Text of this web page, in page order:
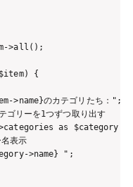
>all();
{
>name}のカテゴリたち：";
リーを1つずつ取り出す
as $category) {
表示
>name} ";